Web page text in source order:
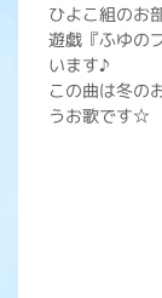
ひよこ組のお
遊戯『ふゆの
います♪
この曲は冬の
うお歌です☆